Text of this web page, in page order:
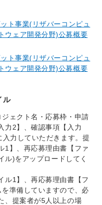
ト事業(リザバーコンピュ
ウェア開発分野)公募概要
ト事業(リザバーコンピュ
ウェア開発分野)公募概要
ル
ェクト名・応募枠・申請
力2】、確認事項【入力
力していただきます。提
1】、再応募理由書【ファ
ル)をアップロードしてく
ル1】、再応募理由書【フ
準備していますので、必
、提案者が5人以上の場